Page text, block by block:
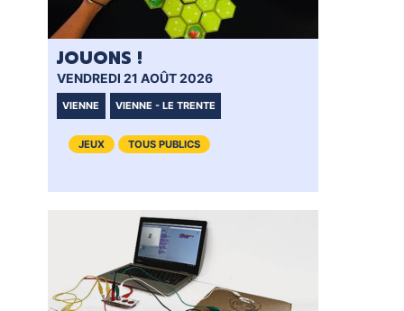
JOUONS !
VENDREDI 21 AOÛT 2026
VIENNE VIENNE - LE TRENTE
JEUX TOUS PUBLICS